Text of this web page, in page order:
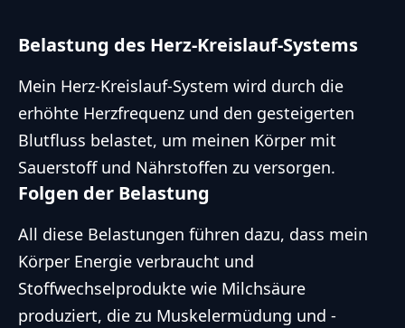
Belastung des Herz-Kreislauf-Systems
Mein Herz-Kreislauf-System wird durch die
erhöhte Herzfrequenz und den gesteigerten
Blutfluss belastet, um meinen Körper mit
Sauerstoff und Nährstoffen zu versorgen.
Folgen der Belastung
All diese Belastungen führen dazu, dass mein
Körper Energie verbraucht und
Stoffwechselprodukte wie Milchsäure
produziert, die zu Muskelermüdung und -